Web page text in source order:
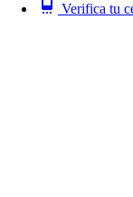
Verifica tu